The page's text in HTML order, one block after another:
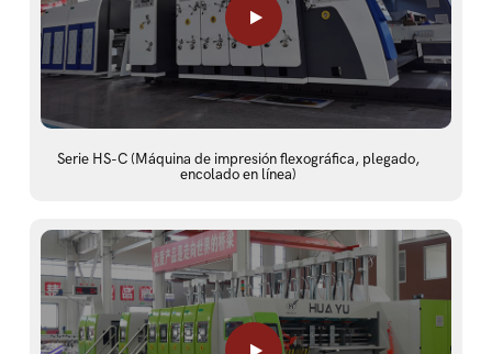
Serie HS-C (Máquina de impresión flexográfica, plegado,
encolado en línea)